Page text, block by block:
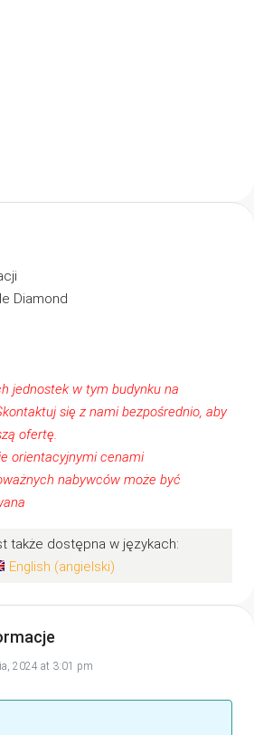
Diamond
jednostek w tym budynku na
się z namibezpośrednio, aby
ofertę.
orientacyjnymi cenami
nabywców może być
także dostępna w językach:
English (angielski)
2024 at 3:01 pm